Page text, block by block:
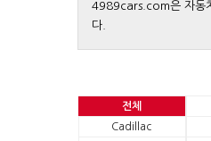
4989cars.com은 자동
다.
전체
Cadillac